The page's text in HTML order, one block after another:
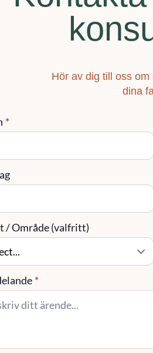
Hör av dig till oss
dina
*
/ Område (valfritt)
*